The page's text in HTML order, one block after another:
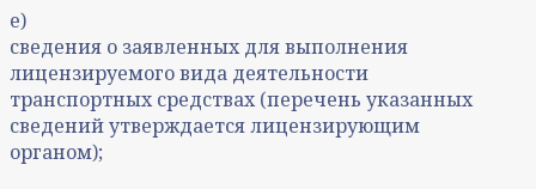
е)
сведения о заявленных для выполнения
лицензируемого вида деятельности
транспортных средствах (перечень указанных
сведений утверждается лицензирующим
органом);